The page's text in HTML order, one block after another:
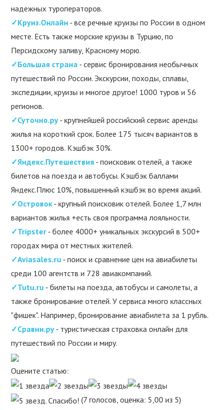
надежных туроператоров.
✓Круиз.Онлайн - все речные круизы по России в одном
месте. Есть также морские круизы в Турцию, по
Персидскому заливу, Красному морю.
✓Большая страна - сервис бронирования необычных
путешествий по России. Экскурсии, походы, сплавы,
экспедиции, круизы и многое другое! 1000 туров и 56
регионов.
✓Суточно.ру - крупнейшей российский сервис аренды
жилья на короткий срок. Более 175 тысяч вариантов в
1300+ городов. Кэшбэк 30%.
✓Яндекс.Путешествия - поисковик отелей, а также
билетов на поезда и автобусы. Кэшбэк баллами
Яндекс.Плюс 10%, повышенный кэшбэк во время акций.
✓Островок - крупный поисковик отелей. Более 1,7 млн
вариантов жилья +есть своя программа лояльности.
✓Tripster - более 4000+ уникальных экскурсий в 500+
городах мира от местных жителей.
✓Aviasales.ru - поиск и сравнение цен на авиабилеты
среди 100 агентств и 728 авиакомпаний.
✓Tutu.ru - билеты на поезда, автобусы и самолеты, а
также бронирование отелей. У сервиса много классных
"фишек". Например, бронирование авиабилета за 1 рубль.
✓Сравни.ру - туристическая страховка онлайн для
путешествий по России и миру.
Оцените статью:
(7 голосов, оценка: 5,00 из 5)